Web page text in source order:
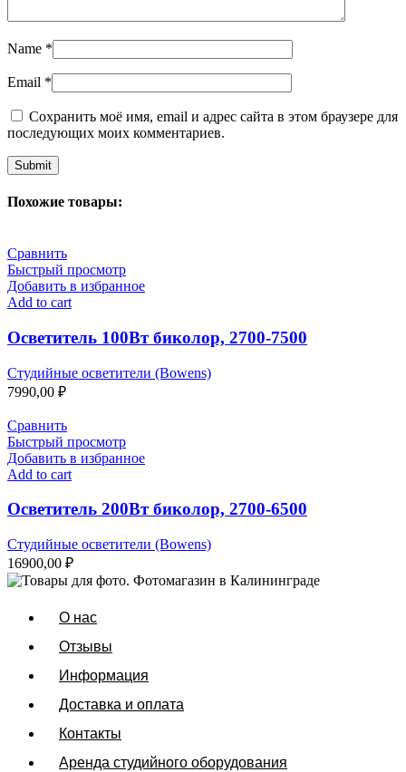
Name *
Email *
Сохранить моё имя, email и адрес сайта в этом браузере для
последующих моих комментариев.
Похожие товары:
Сравнить
Быстрый просмотр
Добавить в избранное
Add to cart
Осветитель 100Вт биколор, 2700-7500
Студийные осветители (Bowens)
7990,00 ₽
Сравнить
Быстрый просмотр
Добавить в избранное
Add to cart
Осветитель 200Вт биколор, 2700-6500
Студийные осветители (Bowens)
16900,00 ₽
О нас
Отзывы
Информация
Доставка и оплата
Контакты
Аренда студийного оборудования